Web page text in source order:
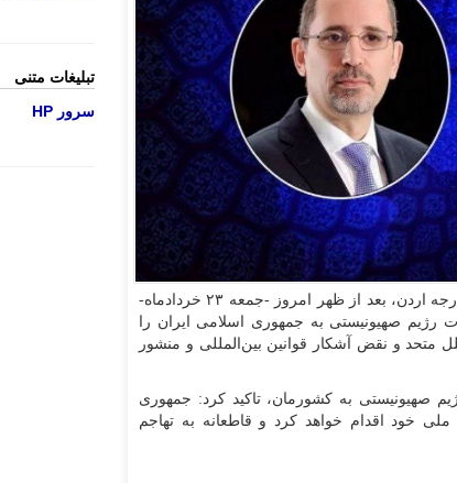
- ایمن الصفدی، معاون نخست‌وزیر و وزیر امور خارجه اردن، بعد از ظهر امروز -جمعه ۲۳ خردادماه-
صهیونیستی به جمهوری اسلامی ایران را
و نقض آشکار قوانین بین‌المللی و منشور
صهیونیستی به کشورمان، تاکید کرد: جمهوری
خود اقدام خواهد کرد و قاطعانه به تهاجم
تبلیغات متنی
سرور HP